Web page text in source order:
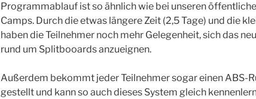
Programmablauf ist so ähnlich wie bei unseren
Camps. Durch die etwas längere Zeit (2,5 Tage) und die
haben die Teilnehmer noch mehr Gelegenheit, sich das
rund um Splitbooards anzueignen.
Außerdem bekommt jeder Teilnehmer sogar einen ABS-
gestellt und kann so auch dieses System gleich